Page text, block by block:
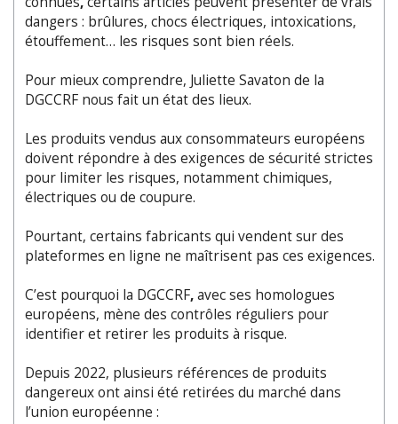
dangers : brûlures, chocs électriques, intoxications,
étouffement… les risques sont bien réels.
Pour mieux comprendre, Juliette Savaton de la
DGCCRF nous fait un état des lieux.
Les produits vendus aux consommateurs européens
doivent répondre à des exigences de sécurité strictes
pour limiter les risques, notamment chimiques,
électriques ou de coupure.
Pourtant, certains fabricants qui vendent sur des
plateformes en ligne ne maîtrisent pas ces exigences.
C’est pourquoi la DGCCRF,avec ses homologues
européens, mène des contrôles réguliers pour
identifier et retirer les produits à risque.
Depuis 2022, plusieurs références de produits
dangereux ont ainsi été retirées du marché dans
l’union européenne :